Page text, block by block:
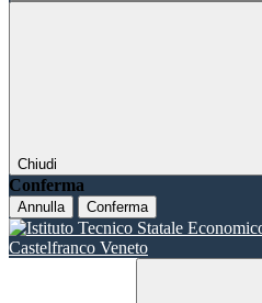
Chiudi
Conferma
Annulla Conferma